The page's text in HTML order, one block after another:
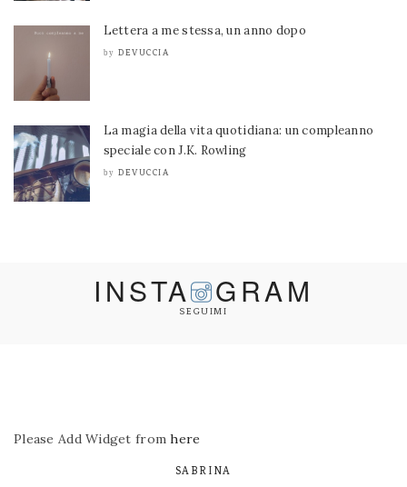
Lettera a me stessa, un anno dopo
by DEVUCCIA
La magia della vita quotidiana: un compleanno
speciale con J.K. Rowling
by DEVUCCIA
INSTA GRAM
SEGUIMI
Please Add Widget fromhere
SABRINA